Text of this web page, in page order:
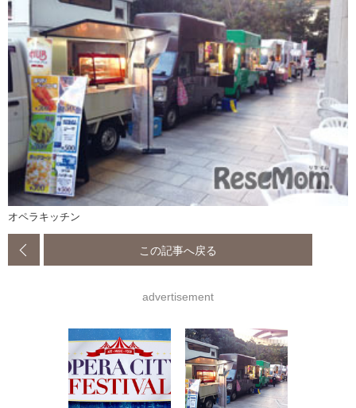
オペラキッチン
この記事へ戻る
advertisement